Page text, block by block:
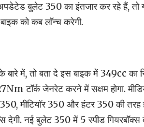
बुलेट 350 का इंतजार कर रहे हैं,
को कब लॉन्च करेगी.
बारे में, तो बता दे इस बाइक में 349cc
टॉर्क जेनरेट करने में सक्षम होगा.
मीटियॉर 350 और हंटर 350 की तरह
देगी. नई बुलेट 350 में 5 स्पीड